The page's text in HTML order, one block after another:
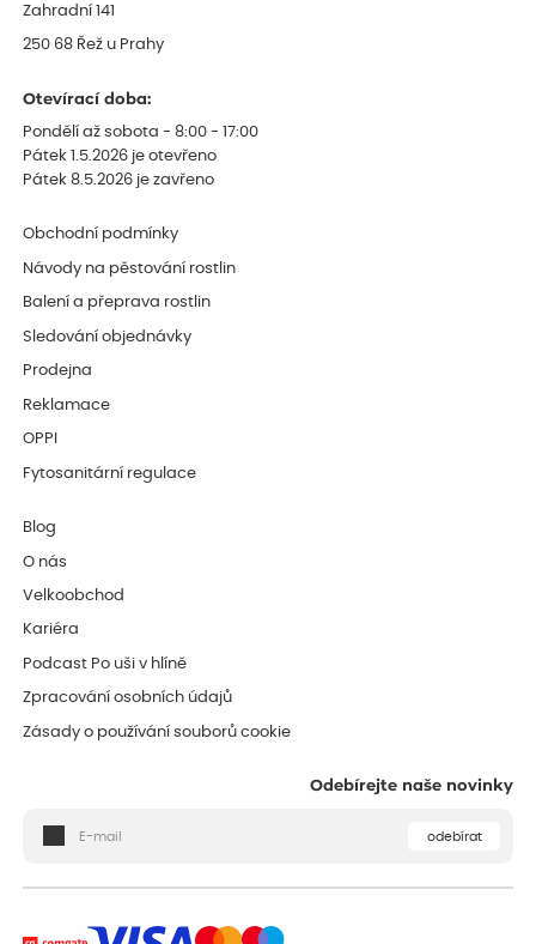
Zahradní 141
250 68 Řež u Prahy
Otevírací doba:
Pondělí až sobota - 8:00 - 17:00
Pátek 1.5.2026 je otevřeno
Pátek 8.5.2026 je zavřeno
Obchodní podmínky
Návody na pěstování rostlin
Balení a přeprava rostlin
Sledování objednávky
Prodejna
Reklamace
OPPI
Fytosanitární regulace
Blog
O nás
Velkoobchod
Kariéra
Podcast Po uši v hlíně
Zpracování osobních údajů
Zásady o používání souborů cookie
Odebírejte naše novinky
odebírat